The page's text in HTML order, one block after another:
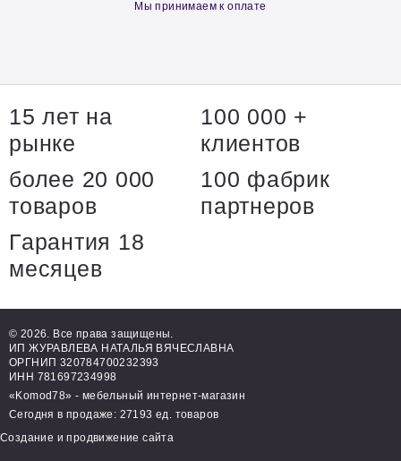
Мы принимаем к оплате
15 лет на
рынке
100 000 +
клиентов
более 20 000
товаров
100 фабрик
партнеров
Гарантия 18
месяцев
© 2026. Все права защищены.
ИП ЖУРАВЛЕВА НАТАЛЬЯ ВЯЧЕСЛАВНА
ОРГНИП 320784700232393
ИНН 781697234998
«Komod78» - мебельный интернет-магазин
Сегодня в продаже: 27193 ед. товаров
Создание и продвижение сайта